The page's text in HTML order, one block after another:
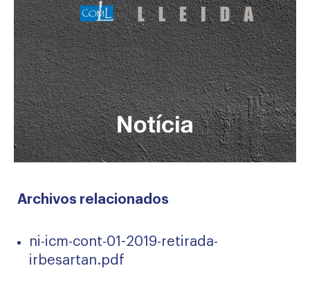
Archivos relacionados
ni-icm-cont-01-2019-retirada-
irbesartan.pdf